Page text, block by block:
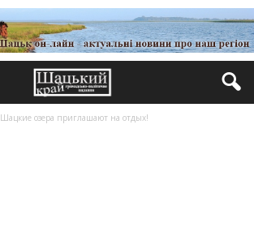
Шацкие озера приглашают на отдых!